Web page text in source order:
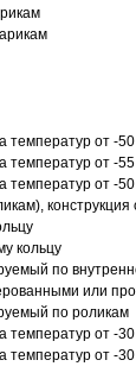
от -
от -
от -
кольцу
по
или
по роликам
от -
от -